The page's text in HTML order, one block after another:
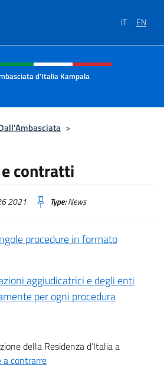
IT EN
and menu of site
d'Italia Kampala
>
contratti
2021 Type:News
procedure in formato
aggiudicatrici e degli enti
per ogni procedura
della Residenza d’Italia a
a contrarre